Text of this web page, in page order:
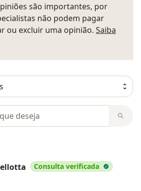
são importantes, por
não podem pagar
ou excluir uma opinião. Saiba
Consulta verificada